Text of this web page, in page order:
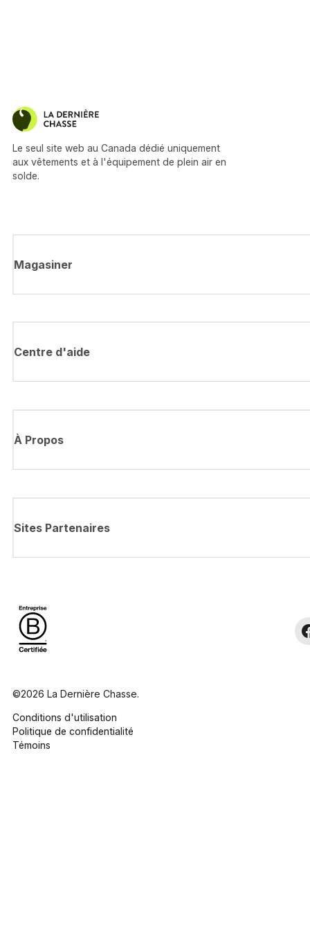
Le seul site web au Canada dédié uniquement
aux vêtements et à l'équipement de plein air en
solde.
Magasiner
Centre d'aide
À Propos
Sites Partenaires
©2026 La Dernière Chasse.
Conditions d'utilisation
Politique de confidentialité
Témoins